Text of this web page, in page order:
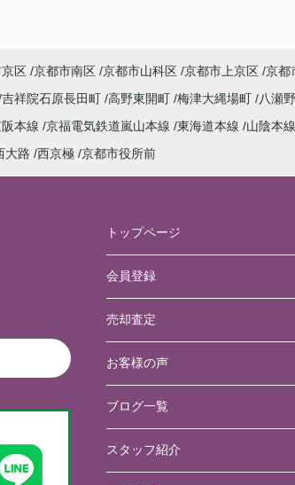
区 京都市南区 京都市山科区 京都市上京区 京都
吉祥院石原長田町 高野東開町 梅津大縄場町 八瀬
本線 京福電気鉄道嵐山本線 東海道本線 山陰本線
大路 西京極 京都市役所前
トップページ
会員登録
売却査定
お客様の声
ブログ一覧
スタッフ紹介